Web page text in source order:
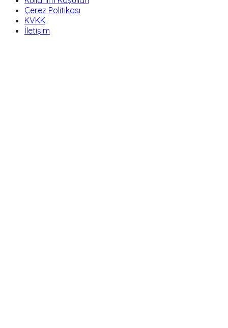
Çerez Politikası
KVKK
İletişim